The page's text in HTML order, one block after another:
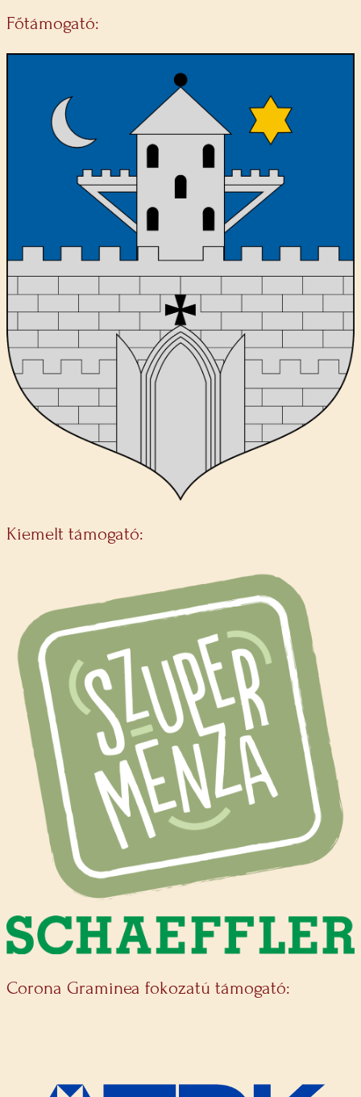
Főtámogató:
Kiemelt támogató:
Corona Graminea fokozatú támogató: